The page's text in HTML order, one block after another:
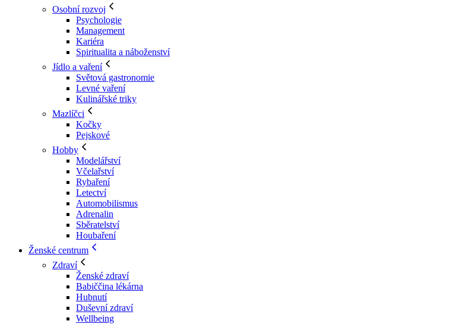
Osobní rozvoj
Psychologie
Management
Kariéra
Spiritualita a náboženství
Jídlo a vaření
Světová gastronomie
Levné vaření
Kulinářské triky
Mazlíčci
Kočky
Pejskové
Hobby
Modelářství
Včelařství
Rybaření
Letectví
Automobilismus
Adrenalin
Sběratelství
Houbaření
Ženské centrum
Zdraví
Ženské zdraví
Babiččina lékárna
Hubnutí
Duševní zdraví
Wellbeing